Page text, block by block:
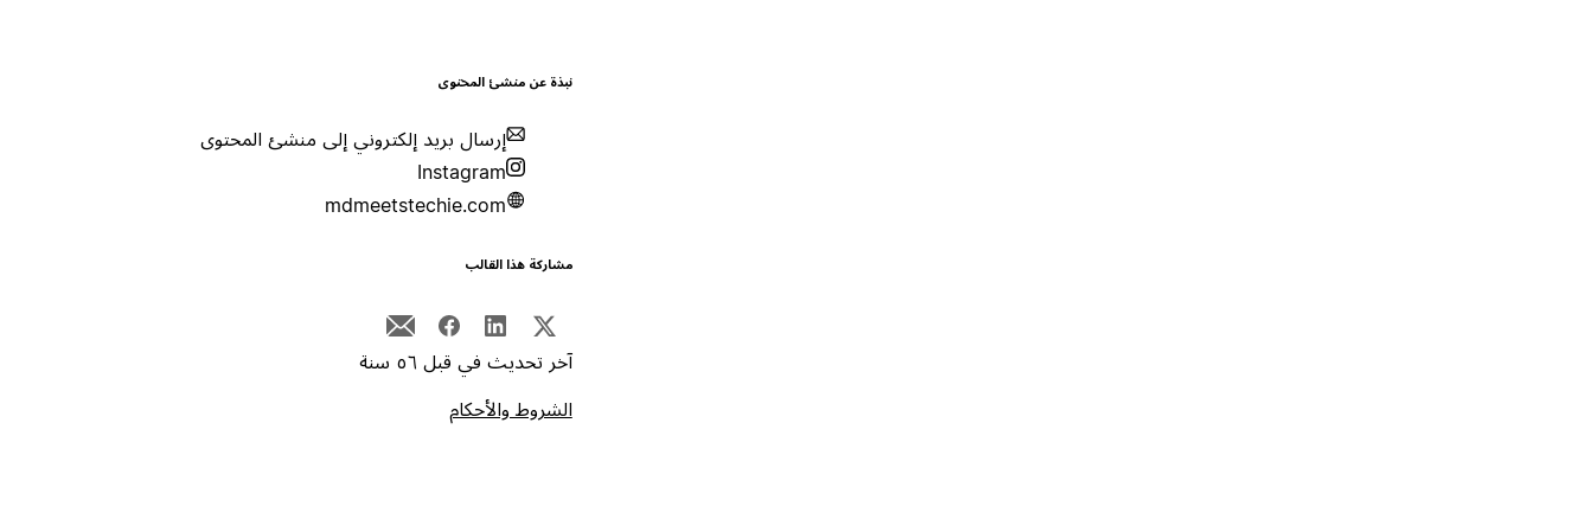
نبذة عن منشئ المحتوى
إرسال بريد إلكتروني إلى منشئ المحتوى
Instagram
mdmeetstechie.com
مشاركة هذا القالب
آخر تحديث في قبل ٥٦ سنة
الشروط والأحكام